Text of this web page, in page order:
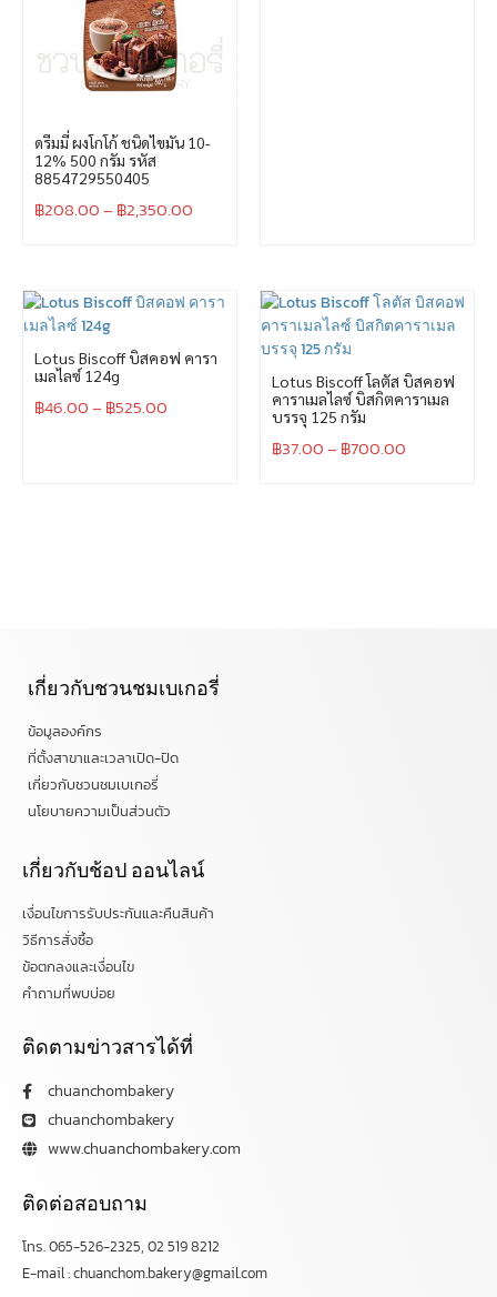
ดรีมมี่ ผงโกโก้ ชนิดไขมัน 10-
12% 500 กรัม รหัส
8854729550405
฿208.00– ฿2,350.00
Lotus Biscoff บิสคอฟ คารา
เมลไลซ์ 124g
฿46.00– ฿525.00
Lotus Biscoff โลตัส บิสคอฟ
คาราเมลไลซ์ บิสกิตคาราเมล
บรรจุ 125 กรัม
฿37.00– ฿700.00
เกี่ยวกับชวนชมเบเกอรี่
ข้อมูลองค์กร
ที่ตั้งสาขาและเวลาเปิด-ปิด
เกี่ยวกับชวนชมเบเกอรี่
นโยบายความเป็นส่วนตัว
เกี่ยวกับช้อป ออนไลน์
เงื่อนไขการรับประกันและคืนสินค้า
วิธีการสั่งซื้อ
ข้อตกลงและเงื่อนไข
คำถามที่พบบ่อย
ติดตามข่าวสารได้ที่
chuanchombakery
chuanchombakery
www.chuanchombakery.com
ติดต่อสอบถาม
โทร. 065-526-2325, 02 519 8212
E-mail : chuanchom.bakery@gmail.com